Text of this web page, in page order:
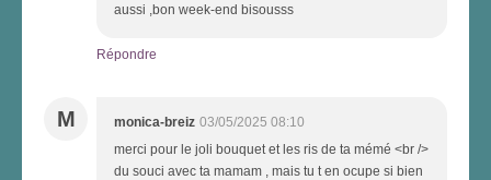
aussi ,bon week-end bisousss
Répondre
M monica-breiz 03/05/2025 08:10
merci pour le joli bouquet et les ris de ta mémé <br />
du souci avec ta mamam , mais tu t en ocupe si bien